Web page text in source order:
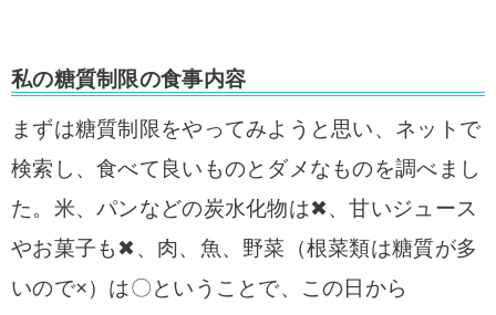
私の糖質制限の食事内容
まずは糖質制限をやってみようと思い、ネットで
検索し、食べて良いものとダメなものを調べまし
た。米、パンなどの炭水化物は✖、甘いジュース
やお菓子も✖、肉、魚、野菜（根菜類は糖質が多
いので×）は〇ということで、この日から